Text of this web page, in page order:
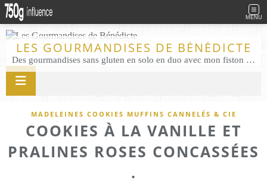
MENU
LES GOURMANDISES DE BÉNÉDICTE
Des gourmandises sans gluten en solo en duo avec mon fiston . Salé comme Sucré sans gluten éco responsable Les Gourmandises de Bénédicte gâteau produits locaux
MADELEINES COOKIES MUFFINS CANNELÉS & CIE
COOKIES À LA VANILLE ET
PRALINES ROSES CONCASSÉES
.